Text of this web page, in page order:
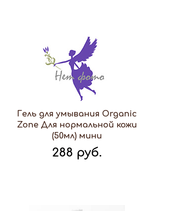
Гель для умывания Organic
Zone Для нормальной кожи
(50мл) мини
288 руб.